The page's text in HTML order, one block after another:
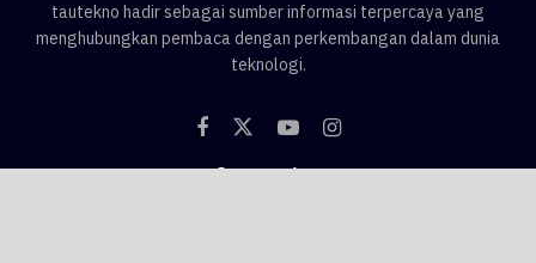
tautekno hadir sebagai sumber informasi terpercaya yang
menghubungkan pembaca dengan perkembangan dalam dunia
teknologi.
Categories